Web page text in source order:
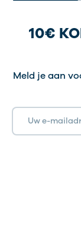
10€
Meld je aan
E-mailadres